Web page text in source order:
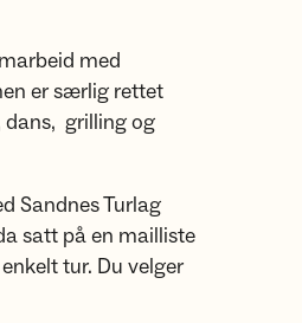
med
er særlig rettet
dans, grilling og
Sandnes Turlag
satt på en mailliste
tur. Du velger